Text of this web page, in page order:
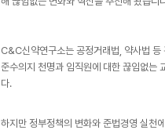
C&C신약연구소는 공정거래법, 약사법
준수의지 천명과 임직원에 대한 끊임없는
다.
하지만 정부정책의 변화와 준법경영 실천